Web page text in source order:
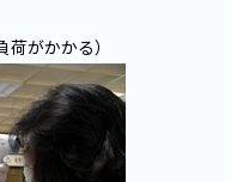
がかかる）